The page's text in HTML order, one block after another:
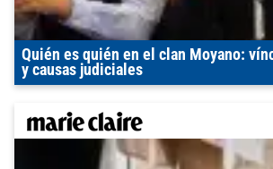
Quién es quién en el clan Moyano:
y causas judiciales